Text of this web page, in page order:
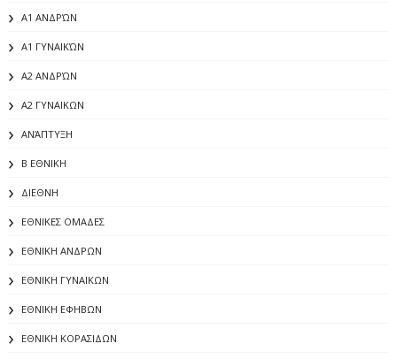
Α1 ΑΝΔΡΏΝ
Α1 ΓΥΝΑΙΚΏΝ
Α2 ΑΝΔΡΏΝ
Α2 ΓΥΝΑΙΚΩΝ
ΑΝΆΠΤΥΞΗ
Β ΕΘΝΙΚΗ
ΔΙΕΘΝΗ
ΕΘΝΙΚΕΣ ΟΜΑΔΕΣ
ΕΘΝΙΚΗ ΑΝΔΡΩΝ
ΕΘΝΙΚΗ ΓΥΝΑΙΚΩΝ
ΕΘΝΙΚΗ ΕΦΗΒΩΝ
ΕΘΝΙΚΗ ΚΟΡΑΣΙΔΩΝ